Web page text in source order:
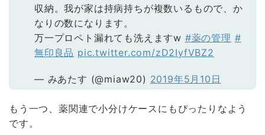
収納。我が家は持病持ちが複数いるもので、か
なりの数になります。
万一プロペト漏れても洗えますw #薬の管理 #
無印良品 pic.twitter.com/zD2IyfVBZ2
— みあたす (@miaw20) 2019年5月10日
もう一つ、薬関連で小分けケースにもぴったりなよう
です。